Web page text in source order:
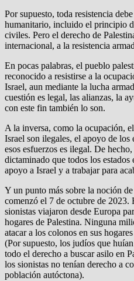
Por supuesto, toda resistencia
humanitario, incluido el principio
civiles. Pero el derecho de
internacional, a la resistencia
En pocas palabras, el pueblo
reconocido a resistirse a la
Israel, aun mediante la lucha
cuestión es legal, las alianzas, la
con este fin también lo son.
A la inversa, como la ocupación, el
Israel son ilegales, el apoyo de los
esos esfuerzos es ilegal. De
dictaminado que todos los
apoyo a Israel y a trabajar para
Y un punto más sobre la noción
comenzó el 7 de octubre de
sionistas viajaron desde Europa
hogares de Palestina. Ninguna
atacar a los colonos en sus
(Por supuesto, los judíos que
todo el derecho a buscar asilo en
los sionistas no tenían derecho a
población autóctona).